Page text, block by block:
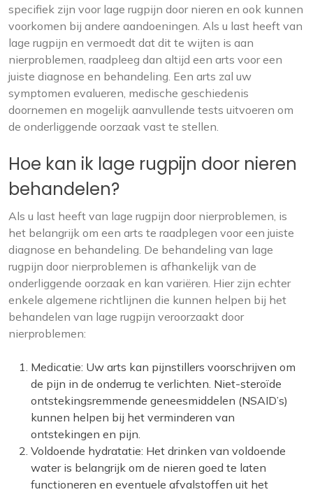
specifiek zijn voor lage rugpijn door nieren en ook kunnen
voorkomen bij andere aandoeningen. Als u last heeft van
lage rugpijn en vermoedt dat dit te wijten is aan
nierproblemen, raadpleeg dan altijd een arts voor een
juiste diagnose en behandeling. Een arts zal uw
symptomen evalueren, medische geschiedenis
doornemen en mogelijk aanvullende tests uitvoeren om
de onderliggende oorzaak vast te stellen.
Hoe kan ik lage rugpijn door nieren
behandelen?
Als u last heeft van lage rugpijn door nierproblemen, is
het belangrijk om een arts te raadplegen voor een juiste
diagnose en behandeling. De behandeling van lage
rugpijn door nierproblemen is afhankelijk van de
onderliggende oorzaak en kan variëren. Hier zijn echter
enkele algemene richtlijnen die kunnen helpen bij het
behandelen van lage rugpijn veroorzaakt door
nierproblemen:
Medicatie: Uw arts kan pijnstillers voorschrijven om
de pijn in de onderrug te verlichten. Niet-steroïde
ontstekingsremmende geneesmiddelen (NSAID’s)
kunnen helpen bij het verminderen van
ontstekingen en pijn.
Voldoende hydratatie: Het drinken van voldoende
water is belangrijk om de nieren goed te laten
functioneren en eventuele afvalstoffen uit het